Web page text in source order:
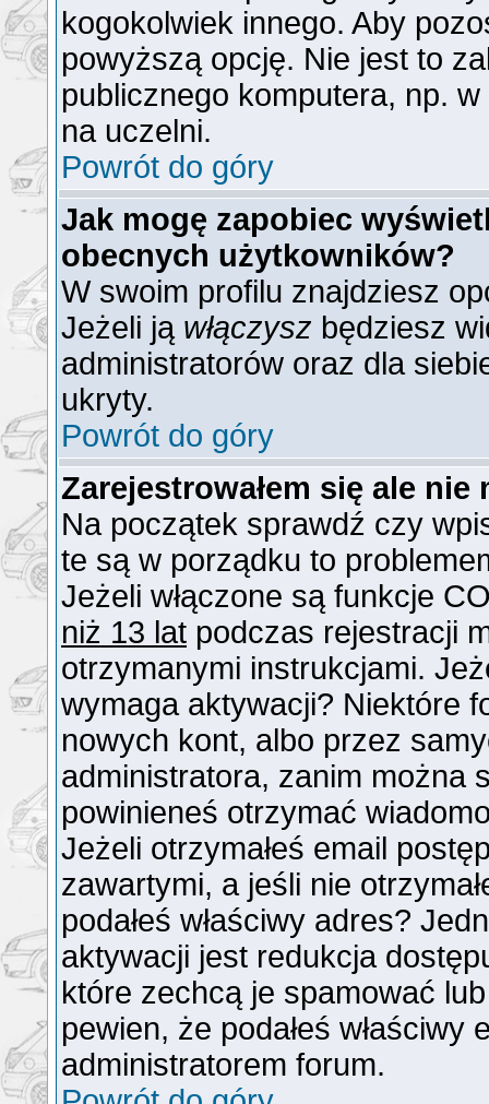
kogokolwiek innego. Aby
powyższą opcję. Nie jest to
publicznego komputera, np.
na uczelni.
Powrót do góry
Jak mogę zapobiec
obecnych użytkowników?
W swoim profilu znajdziesz
Jeżeli ją włączysz będziesz
administratorów oraz dla
ukryty.
Powrót do góry
Zarejestrowałem się ale
Na początek sprawdź czy
te są w porządku to
Jeżeli włączone są funkcje
niż 13 lat podczas rejestracji
otrzymanymi instrukcjami.
wymaga aktywacji? Niektóre
nowych kont, albo przez
administratora, zanim można
powinieneś otrzymać
Jeżeli otrzymałeś email
zawartymi, a jeśli nie
podałeś właściwy adres?
aktywacji jest redukcja
które zechcą je spamować
pewien, że podałeś
administratorem forum.